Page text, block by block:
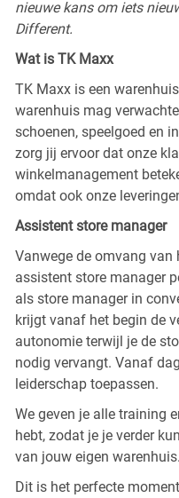
nieuwe kans om iets
Different.
Wat is TK Maxx
TK Maxx is een
warenhuis mag
schoenen, speelgoed en
zorg jij ervoor dat onze
winkelmanagement
omdat ook onze
Assistent store manager
Vanwege de omvang
assistent store manager
als store manager in
krijgt vanaf het begin de
autonomie terwijl je de
nodig vervangt. Vanaf
leiderschap toepassen.
We geven je alle training
hebt, zodat je je verder
van jouw eigen warenhuis.
Dit is het perfecte